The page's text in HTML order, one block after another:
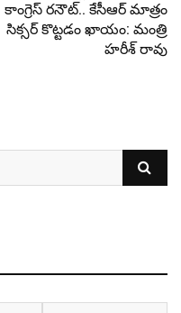
కాంగ్రెస్ రనౌట్.. కేసీఆర్ మాత్రం
సిక్సర్ కొట్టడం ఖాయం: మంత్రి
హరీశ్ రావు